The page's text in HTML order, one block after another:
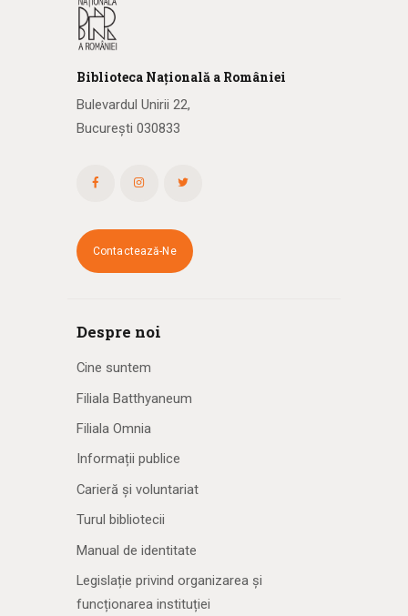
Biblioteca Națională a României
Bulevardul Unirii 22,
București 030833
Contactează-Ne
Despre noi
Cine suntem
Filiala Batthyaneum
Filiala Omnia
Informații publice
Carieră și voluntariat
Turul bibliotecii
Manual de identitate
Legislație privind organizarea și
funcționarea instituției